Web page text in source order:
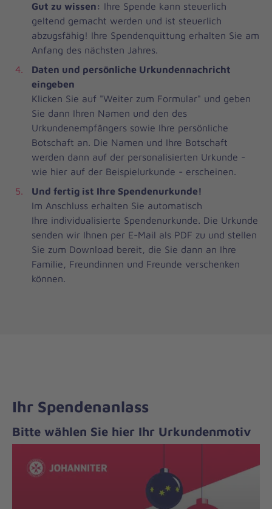
Gut zu wissen: Ihre Spende kann steuerlich
geltend gemacht werden und ist steuerlich
abzugsfähig! Ihre Spendenquittung erhalten Sie am
Anfang des nächsten Jahres.
Daten und persönliche Urkundennachricht
eingeben
Klicken Sie auf "Weiter zum Formular" und geben
Sie dann Ihren Namen und den des
Urkundenempfängers sowie Ihre persönliche
Botschaft an. Die Namen und Ihre Botschaft
werden dann auf der personalisierten Urkunde -
wie hier auf der Beispielurkunde - erscheinen.
Und fertig ist Ihre Spendenurkunde!
Im Anschluss erhalten Sie automatisch
Ihre individualisierte Spendenurkunde. Die Urkunde
senden wir Ihnen per E-Mail als PDF zu und stellen
Sie zum Download bereit, die Sie dann an Ihre
Familie, Freundinnen und Freunde verschenken
können.
Ihr Spendenanlass
Bitte wählen Sie hier Ihr Urkundenmotiv